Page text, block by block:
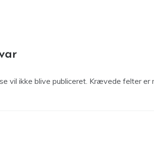
vil ikke blive publiceret. Krævede felter er